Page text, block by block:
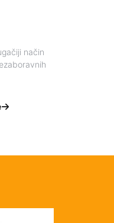
način